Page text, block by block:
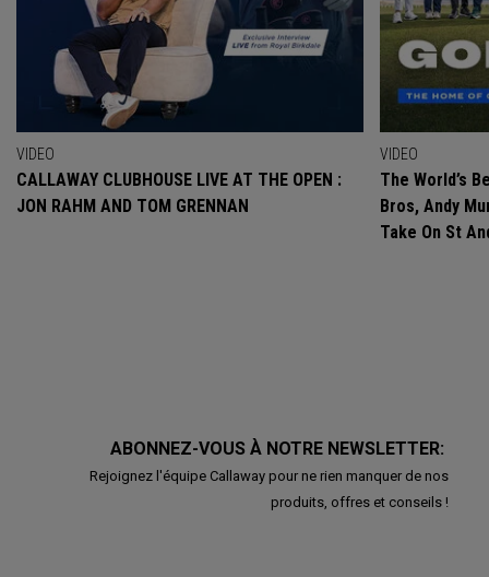
VIDEO
CALLAWAY CLUBHOUSE LIVE AT THE OPEN :
JON RAHM AND TOM GRENNAN
VIDEO
The World’s
Bros, Andy
Take On St
ABONNEZ-VOUS À NOTRE NEWSLETTER:
Rejoignez l'équipe Callaway pour ne rien manquer de nos
produits, offres et conseils !